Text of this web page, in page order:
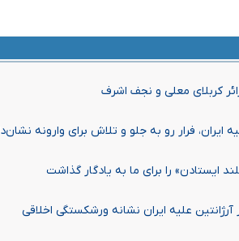
کربلای معلی و نجف اشرف
ایران، فرار رو به جلو و تلاش برای وارونه
ایستادن» را برای ما به یادگار گذاشت
علیه ایران نشانه ورشکستگی اخلاقی